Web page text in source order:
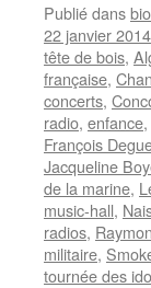
Publié dans
22 janvier 2014
tête de bois,
française,
concerts,
radio, enfance,
François
Jacqueline
de la marine,
music-hall,
radios,
militaire,
tournée des